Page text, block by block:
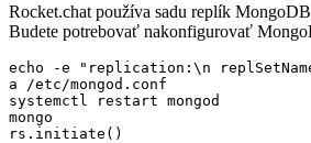
Rocket.chat používa sadu replík
Budete potrebovať nakonfigurovať
echo -e "replication:\n
a /etc/mongod.conf
systemctl restart mongod
mongo
rs.initiate()